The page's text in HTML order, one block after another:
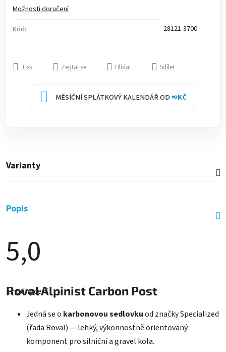
Možnosti doručení
Kód:
28121-3700
Tisk Zeptat se Hlídat Sdílet
MĚSÍČNÍ SPLÁTKOVÝ KALENDÁŘ OD∞KČ
Varianty
Popis
5,0
hodnocení
produktu
hvězdiček.
1 hodnocení
Roval Alpinist Carbon Post
Jedná se o karbonovou sedlovkuod značky Specialized
(řada Roval) — lehký, výkonnostně orientovaný
komponent pro silniční a gravel kola.